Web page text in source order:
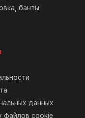
банты
данных
файлов cookie